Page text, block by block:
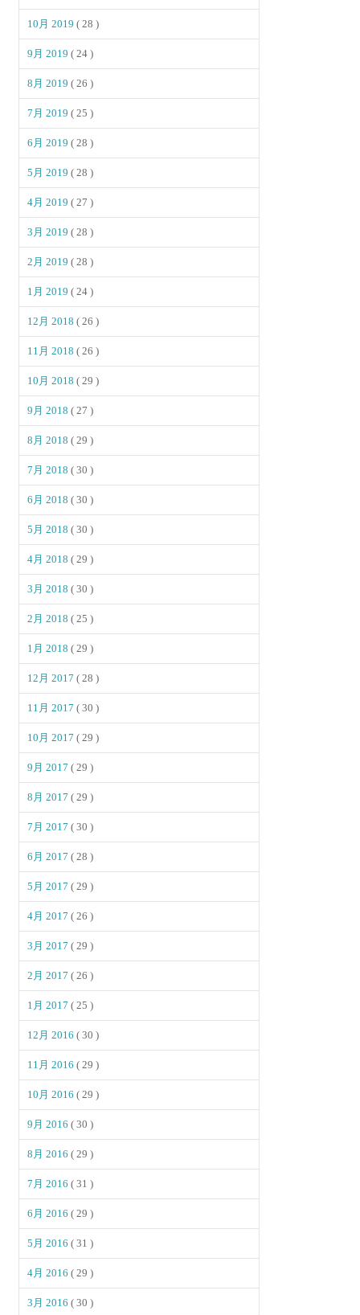
10月 2019( 28 )
9月 2019( 24 )
8月 2019( 26 )
7月 2019( 25 )
6月 2019( 28 )
5月 2019( 28 )
4月 2019( 27 )
3月 2019( 28 )
2月 2019( 28 )
1月 2019( 24 )
12月 2018( 26 )
11月 2018( 26 )
10月 2018( 29 )
9月 2018( 27 )
8月 2018( 29 )
7月 2018( 30 )
6月 2018( 30 )
5月 2018( 30 )
4月 2018( 29 )
3月 2018( 30 )
2月 2018( 25 )
1月 2018( 29 )
12月 2017( 28 )
11月 2017( 30 )
10月 2017( 29 )
9月 2017( 29 )
8月 2017( 29 )
7月 2017( 30 )
6月 2017( 28 )
5月 2017( 29 )
4月 2017( 26 )
3月 2017( 29 )
2月 2017( 26 )
1月 2017( 25 )
12月 2016( 30 )
11月 2016( 29 )
10月 2016( 29 )
9月 2016( 30 )
8月 2016( 29 )
7月 2016( 31 )
6月 2016( 29 )
5月 2016( 31 )
4月 2016( 29 )
3月 2016( 30 )